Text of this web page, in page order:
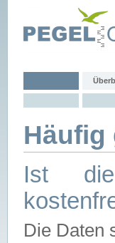
Häufig
Ist die
Die Daten